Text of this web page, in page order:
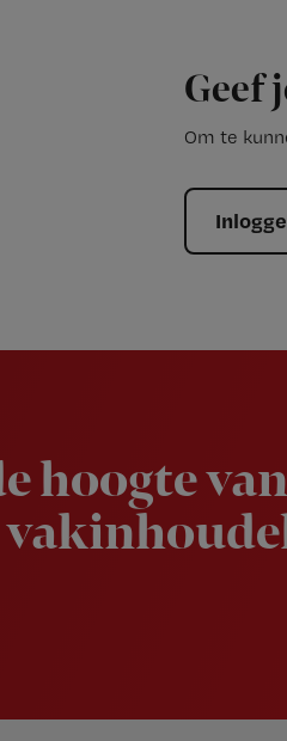
Geef
Om te
hoogte